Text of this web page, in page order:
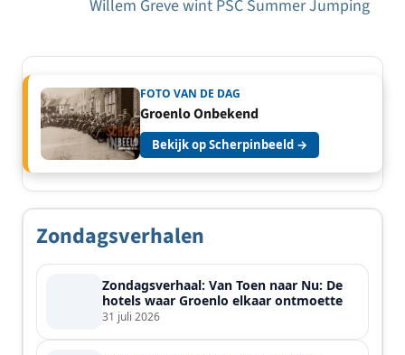
Willem Greve wint PSC Summer Jumping
FOTO VAN DE DAG
Groenlo Onbekend
Bekijk op Scherpinbeeld →
Zondagsverhalen
Zondagsverhaal: Van Toen naar Nu: De
hotels waar Groenlo elkaar ontmoette
31 juli 2026